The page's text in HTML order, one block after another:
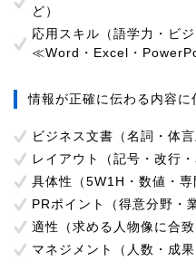
ど）
応用スキル（語学力・ビ
≪Word・Excel・
情報が正確に伝わる内容に
ビジネス文書（名詞・体言
レイアウト（記号・改行・
具体性（5W1H・数値・専
PRポイント（得意分野・
適性（求める人物像に合致
マネジメント（人数・成果